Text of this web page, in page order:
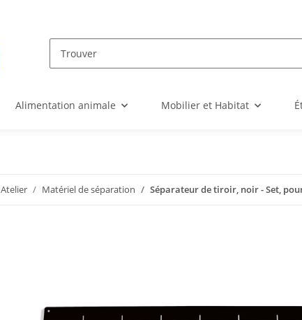
Alimentation animale Mobilier et Habitat
Matériel de séparation Séparateur de tiroir, noir - Set,